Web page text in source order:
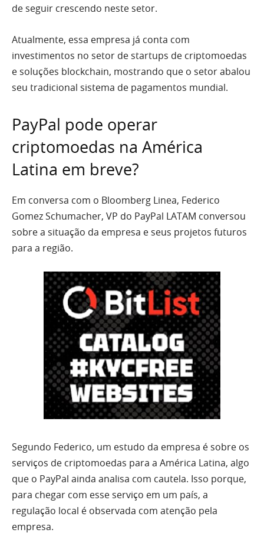
de seguir crescendo neste setor.
Atualmente, essa empresa já conta com
investimentos no setor de startups de criptomoedas
e soluções blockchain, mostrando que o setor abalou
seu tradicional sistema de pagamentos mundial.
PayPal pode operar
criptomoedas na América
Latina em breve?
Em conversa com o Bloomberg Linea, Federico
Gomez Schumacher, VP do PayPal LATAM conversou
sobre a situação da empresa e seus projetos futuros
para a região.
Segundo Federico, um estudo da empresa é sobre os
serviços de criptomoedas para a América Latina, algo
que o PayPal ainda analisa com cautela. Isso porque,
para chegar com esse serviço em um país, a
regulação local é observada com atenção pela
empresa.